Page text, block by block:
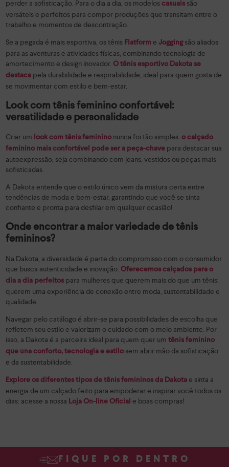
perder a sofisticação. Para o dia a dia, os modeloscasuais são
versáteis e perfeitos para compor produções que transitam entre o
trabalho e momentos de descontração.
Se a pegada é mais esportiva, os tênis Flatform eJoggingsão aliados
para as aventuras e atividades físicas, combinando tecnologia de
amortecimento e design inovador.O tênis esportivo Dakota se
destaca pela durabilidade e respirabilidade, ideal para quem gosta de
se movimentar com estilo e bem-estar.
Look com tênis feminino confortável:
versatilidade e personalidade
Criar um look com tênis feminino nunca foi tão simples:o calçado
feminino mais confortável pode ser a peça-chave para destacar sua
autoexpressão, seja combinando com jeans, vestidos ou peças mais
sofisticadas.
A Dakota entende que o estilo único vem da mistura certa entre
tendências de moda e bem-estar, garantindo que você se sinta
confiante e pronta para desfilar em qualquer ocasião!
Onde encontrar a maior variedade de tênis
femininos?
Na Dakota, a diversidade é parte do compromisso com o consumidor
que busca autenticidade e inovação.Oferecemos calçados para o
dia a dia perfeitos para mulheres que querem mais do que um tênis:
querem uma experiência de conexão entre moda, sustentabilidade e
qualidade.
Navegar pelo catálogo é abrir-se para possibilidades de escolha que
refletem seu estilo e valorizam o cuidado com o meio ambiente. Por
isso, a Dakota é a parceira ideal para quem quer umtênis feminino
que una conforto, tecnologia e estilo sem abrir mão da sofisticação
e da sustentabilidade.
Explore os diferentes tipos de tênis femininos da Dakota e sinta a
energia de um calçado feito para empoderar e inspirar você todos os
dias: acesse a nossa Loja On-line Oficial e boas compras!
FIQUE POR DENTRO